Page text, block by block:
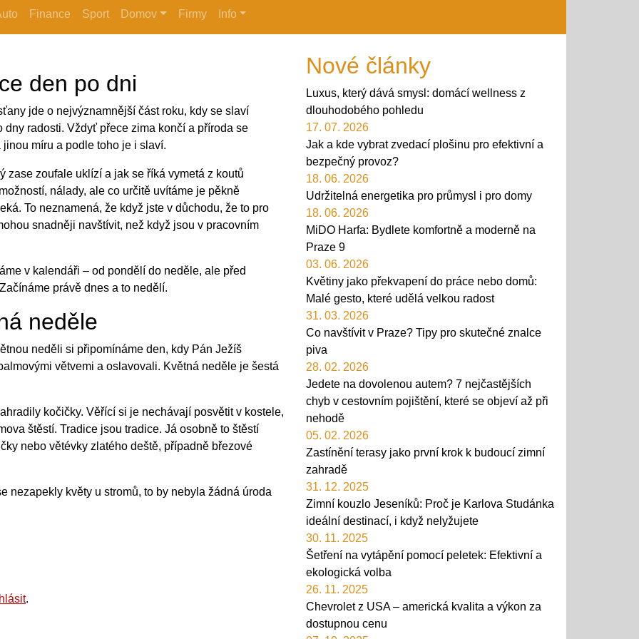
Finance Sport Domov Firmy Info
den po dni
jde o nejvýznamnější část roku, kdy se slaví
radosti. Vždyť přece zima končí a příroda se
míru a podle toho je i slaví.
zase zoufale uklízí a jak se říká vymetá z koutů
nálady, ale co určitě uvítáme je pěkně
To neznamená, že když jste v důchodu, že to pro
snadněji navštívit, než když jsou v pracovním
v kalendáři – od pondělí do neděle, ale před
právě dnes a to nedělí.
neděle
neděli si připomínáme den, kdy Pán Ježíš
větvemi a oslavovali. Květná neděle je šestá
kočičky. Věřící si je nechávají posvětit v kostele,
štěstí. Tradice jsou tradice. Já osobně to štěstí
nebo větévky zlatého deště, případně březové
nezapekly květy u stromů, to by nebyla žádná úroda
.
Nové články
Luxus, který dává smysl: domácí wellness z
dlouhodobého pohledu
17. 07. 2026
Jak a kde vybrat zvedací plošinu pro efektivní a
bezpečný provoz?
18. 06. 2026
Udržitelná energetika pro průmysl i pro domy
18. 06. 2026
MiDO Harfa: Bydlete komfortně a moderně na
Praze 9
03. 06. 2026
Květiny jako překvapení do práce nebo domů:
Malé gesto, které udělá velkou radost
31. 03. 2026
Co navštívit v Praze? Tipy pro skutečné znalce
piva
28. 02. 2026
Jedete na dovolenou autem? 7 nejčastějších
chyb v cestovním pojištění, které se objeví až při
nehodě
05. 02. 2026
Zastínění terasy jako první krok k budoucí zimní
zahradě
31. 12. 2025
Zimní kouzlo Jeseníků: Proč je Karlova Studánka
ideální destinací, i když nelyžujete
30. 11. 2025
Šetření na vytápění pomocí peletek: Efektivní a
ekologická volba
26. 11. 2025
Chevrolet z USA – americká kvalita a výkon za
dostupnou cenu